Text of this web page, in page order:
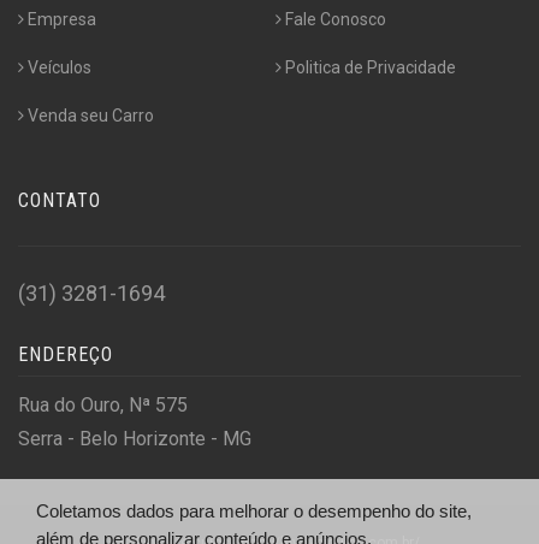
Empresa
Veículos
Venda seu Carro
Fale Conosco
Politica de Privacidade
CONTATO
(31) 3281-1694
ENDEREÇO
Rua do Ouro, Nª 575
Serra - Belo Horizonte - MG
Coletamos dados para melhorar o desempenho do site,
além de personalizar conteúdo e anúncios.